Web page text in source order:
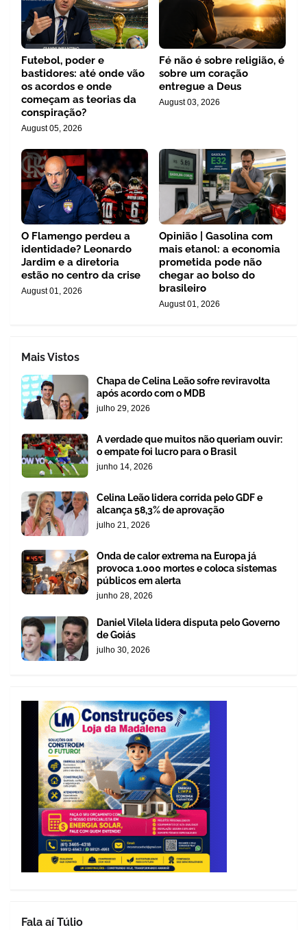
Futebol, poder e
bastidores: até onde vão
os acordos e onde
começam as teorias da
conspiração?
August 05, 2026
Fé não é sobre religião, é
sobre um coração
entregue a Deus
August 03, 2026
O Flamengo perdeu a
identidade? Leonardo
Jardim e a diretoria
estão no centro da crise
August 01, 2026
Opinião | Gasolina com
mais etanol: a economia
prometida pode não
chegar ao bolso do
brasileiro
August 01, 2026
Mais Vistos
Chapa de Celina Leão sofre reviravolta
após acordo com o MDB
julho 29, 2026
A verdade que muitos não queriam ouvir:
o empate foi lucro para o Brasil
junho 14, 2026
Celina Leão lidera corrida pelo GDF e
alcança 58,3% de aprovação
julho 21, 2026
Onda de calor extrema na Europa já
provoca 1.000 mortes e coloca sistemas
públicos em alerta
junho 28, 2026
Daniel Vilela lidera disputa pelo Governo
de Goiás
julho 30, 2026
Fala aí Túlio